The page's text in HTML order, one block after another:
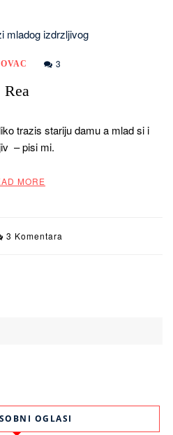
3
Rea
trazis stariju damu a mlad si i
– pisi mi.
MORE
3 Komentara
OGLASI